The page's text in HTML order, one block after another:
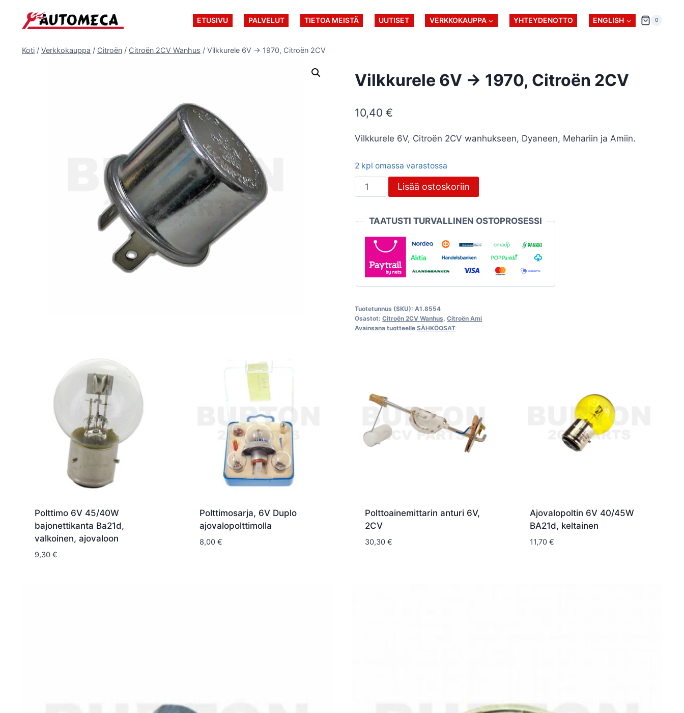
sisältöön
ETUSIVU PALVELUT TIETOA MEISTÄ UUTISET VERKKOKAUPPA YHTEYDENOTTO ENGLISH 0
Koti / Verkkokauppa / Citroën / Citroën 2CV Wanhus / Vilkkurele 6V -> 1970, Citroën 2CV
Vilkkurele 6V -> 1970, Citroën 2CV
10,40€
Vilkkurele 6V, Citroën 2CV wanhukseen, Dyaneen, Mehariin ja Amiin.
2 kpl omassa varastossa
Vilkkurele
6V
>
1970,
Citroën
2CV
määrä
Lisää ostoskoriin
TAATUSTI TURVALLINEN OSTOPROSESSI
Tuotetunnus (SKU):A1.8554
Osastot:Citroën 2CV Wanhus ,Citroën Ami
Avainsana tuotteelleSÄHKÖOSAT
Polttimo 6V 45/40W
bajonettikanta Ba21d,
valkoinen, ajovaloon
9,30 €
Polttimosarja, 6V Duplo
ajovalopolttimolla
8,00 €
Polttoainemittarin anturi 6V,
2CV
30,30 €
Ajovalopoltin 6V 40/45W
BA21d, keltainen
11,70 €